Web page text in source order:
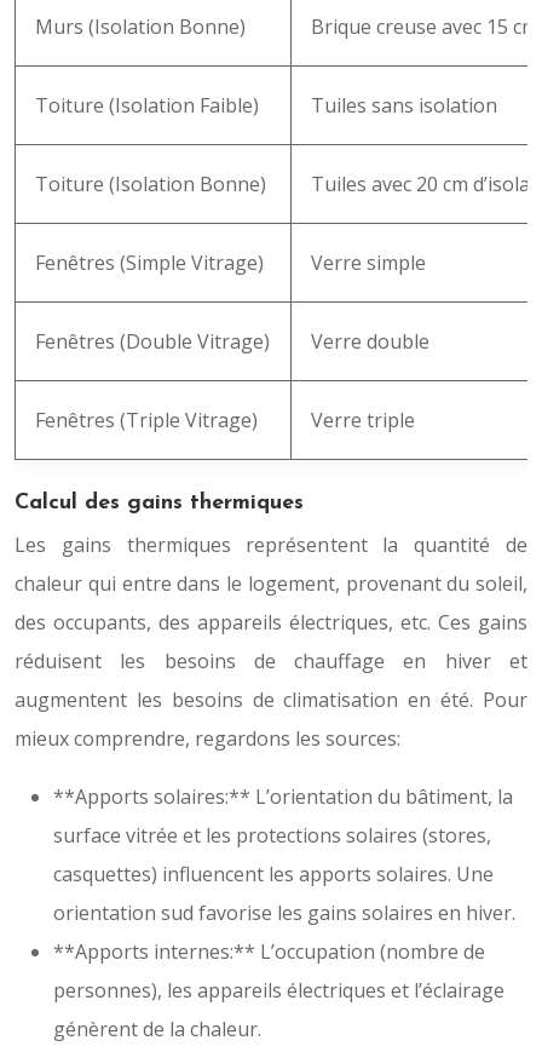
Murs (Isolation Bonne) Brique creuse avec 15
Toiture (Isolation Faible) Tuiles sans isolation
Toiture (Isolation Bonne) Tuiles avec 20 cm
Fenêtres (Simple Vitrage) Verre simple
Fenêtres (Double Vitrage) Verre double
Fenêtres (Triple Vitrage) Verre triple
Calcul des gains thermiques
Les gains thermiques représentent la quantité de
chaleur qui entre dans le logement, provenant du soleil,
des occupants, des appareils électriques, etc. Ces gains
réduisent les besoins de chauffage en hiver et
augmentent les besoins de climatisation en été. Pour
mieux comprendre, regardons les sources:
**Apports solaires:** L’orientation du bâtiment, la
surface vitrée et les protections solaires (stores,
casquettes) influencent les apports solaires. Une
orientation sud favorise les gains solaires en hiver.
**Apports internes:** L’occupation (nombre de
personnes), les appareils électriques et l’éclairage
génèrent de la chaleur.